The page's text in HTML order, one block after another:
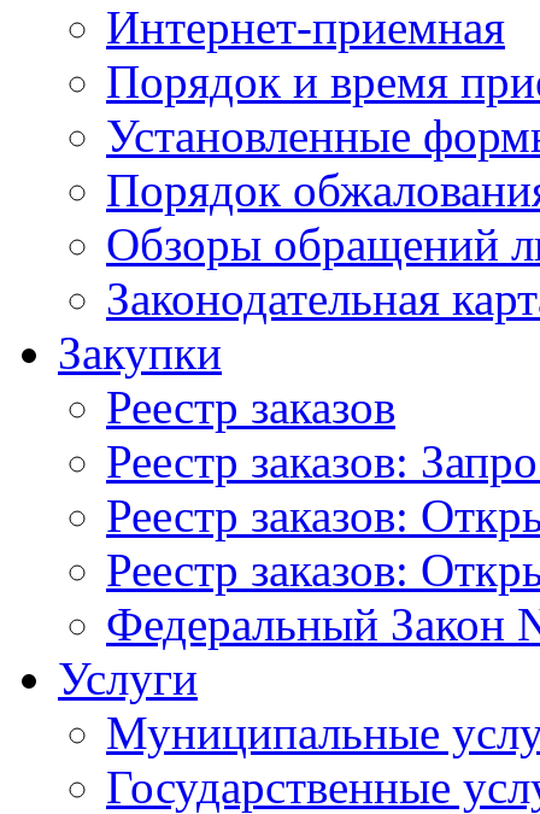
Интернет-приемная
Порядок и время
Установленные
Порядок
Обзоры обращений
Законодательная
Закупки
Реестр заказов
Реестр заказов:
Реестр заказов:
Реестр заказов:
Федеральный Закон
Услуги
Муниципальные
Государственные